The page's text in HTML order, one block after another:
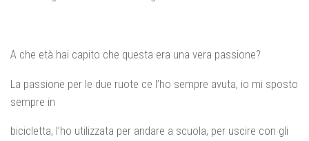
A che età hai capito che questa era una vera passione?
La passione per le due ruote ce l’ho sempre avuta, io mi sposto
sempre in
bicicletta, l’ho utilizzata per andare a scuola, per uscire con gli